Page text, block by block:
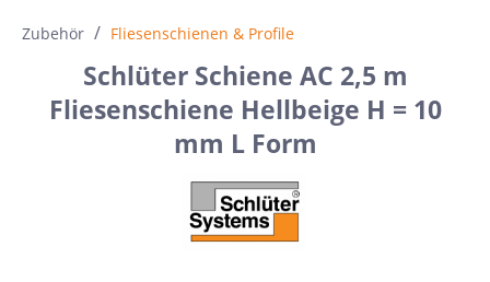
Zubehör / Fliesenschienen & Profile
Schlüter Schiene AC 2,5 m
Fliesenschiene Hellbeige H = 10
mm L Form